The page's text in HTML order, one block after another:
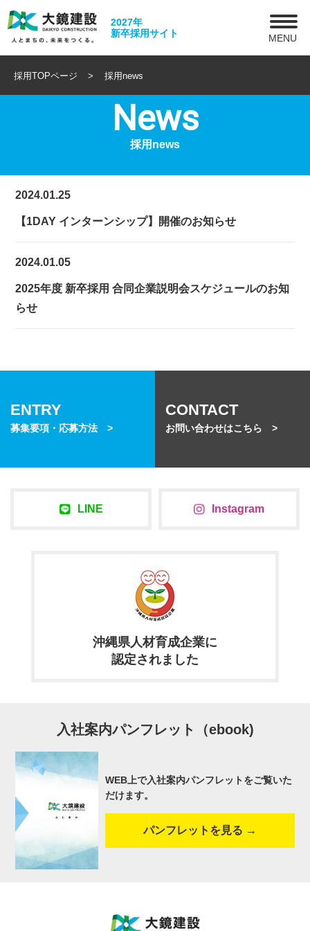
2027年
新卒採用サイト
MENU
採用TOPページ 採用news
News
採用news
2024.01.25
【1DAY インターンシップ】開催のお知らせ
2024.01.05
2025年度 新卒採用 合同企業説明会スケジュールのお知
らせ
ENTRY
募集要項・応募方法 >
CONTACT
お問い合わせはこちら >
LINE Instagram
沖縄県人材育成企業に
認定されました
入社案内パンフレット（ebook)
WEB上で入社案内パンフレットをご覧いた
だけます。
パンフレットを見る →